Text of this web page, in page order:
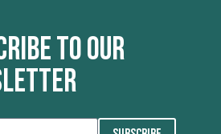
to our